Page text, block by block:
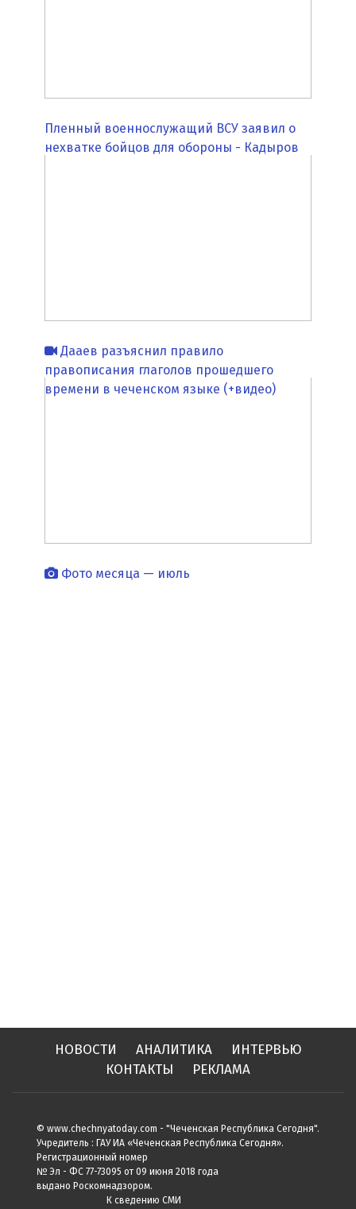
Пленный военнослужащий ВСУ заявил о
нехватке бойцов для обороны - Кадыров
Дааев разъяснил правило
правописания глаголов прошедшего
времени в чеченском языке (+видео)
Фото месяца — июль
НОВОСТИ АНАЛИТИКА
ИНТЕРВЬЮ
КОНТАКТЫ
РЕКЛАМА
© www.chechnyatoday.com - "Чеченcкая Республика Сегодня".
Учредитель : ГАУ ИА «Чеченская Республика Сегодня».
Регистрационный номер
№ Эл - ФС 77-73095 от 09 июня 2018 года
выдано Роскомнадзором.
К сведению СМИ